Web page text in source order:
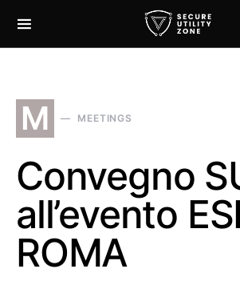
M MEETINGS
Convegno
all’evento
ROMA